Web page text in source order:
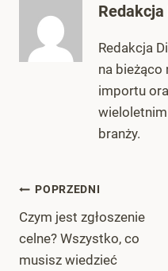
Redakcja
na bieżąco
importu
branży.
Nawigacja
wpisu
POPRZEDNI
Czym jest zgłoszenie
celne? Wszystko, co
musisz wiedzieć